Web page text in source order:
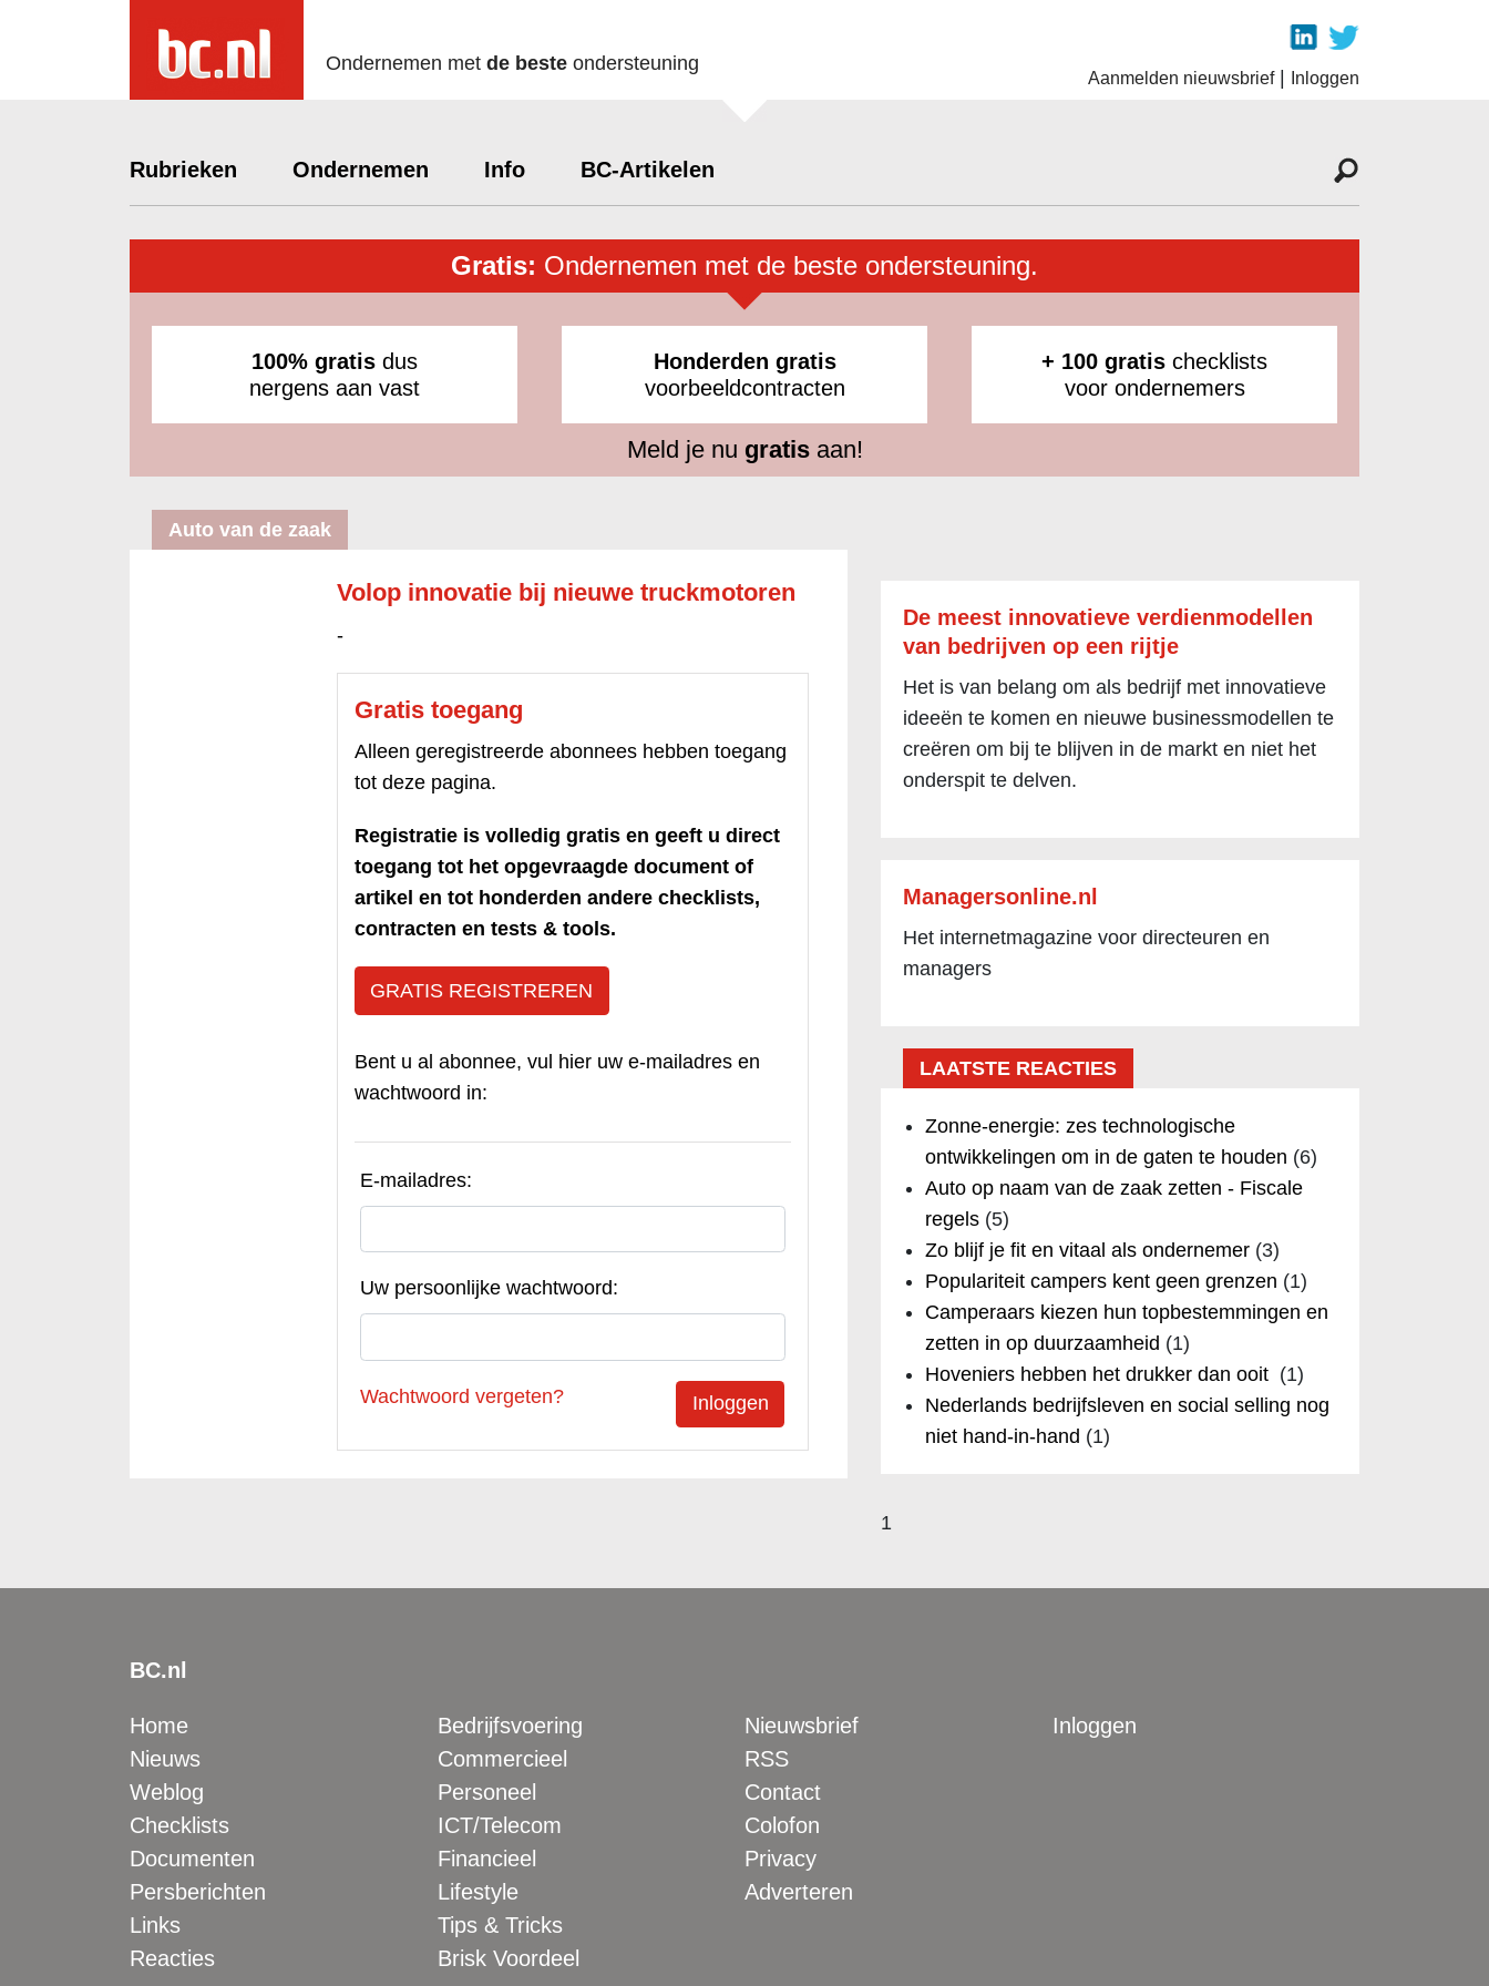
Ondernemen met de beste ondersteuning
Aanmelden nieuwsbrief| Inloggen
Rubrieken Ondernemen Info BC-Artikelen
Gratis: Ondernemen met de beste ondersteuning.
100% gratis dus
nergens aan vast
Honderden gratis
voorbeeldcontracten
+ 100 gratis checklists
voor ondernemers
Meld je nu gratisaan!
Auto van de zaak
Volop innovatie bij nieuwe truckmotoren
-
Gratis toegang
Alleen geregistreerde abonnees hebben toegang
tot deze pagina.
Registratie is volledig gratis en geeft u direct
toegang tot het opgevraagde document of
artikel en tot honderden andere checklists,
contracten en tests & tools.
GRATIS REGISTREREN
Bent u al abonnee, vul hier uw e-mailadres en
wachtwoord in:
E-mailadres:
Uw persoonlijke wachtwoord:
Wachtwoord vergeten?
De meest innovatieve verdienmodellen
van bedrijven op een rijtje
Het is van belang om als bedrijf met innovatieve
ideeën te komen en nieuwe businessmodellen te
creëren om bij te blijven in de markt en niet het
onderspit te delven.
Managersonline.nl
Het internetmagazine voor directeuren en
managers
LAATSTE REACTIES
Zonne-energie: zes technologische
ontwikkelingen om in de gaten te houden (6)
Auto op naam van de zaak zetten - Fiscale
regels(5)
Zo blijf je fit en vitaal als ondernemer(3)
Populariteit campers kent geen grenzen (1)
Camperaars kiezen hun topbestemmingen en
zetten in op duurzaamheid (1)
Hoveniers hebben het drukker dan ooit (1)
Nederlands bedrijfsleven en social selling nog
niet hand-in-hand (1)
1
BC.nl
Home
Nieuws
Weblog
Checklists
Documenten
Persberichten
Links
Reacties
Bedrijfsvoering
Commercieel
Personeel
ICT/Telecom
Financieel
Lifestyle
Tips & Tricks
Brisk Voordeel
Nieuwsbrief
RSS
Contact
Colofon
Privacy
Adverteren
Inloggen